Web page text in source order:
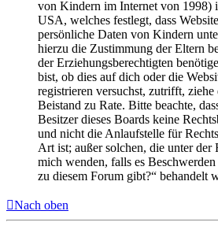
von Kindern im Internet von 1998)
USA, welches festlegt, dass
persönliche Daten von Kindern
hierzu die Zustimmung der Eltern
der Erziehungsberechtigten
bist, ob dies auf dich oder die
registrieren versuchst, zutrifft, ziehe
Beistand zu Rate. Bitte beachte,
Besitzer dieses Boards keine
und nicht die Anlaufstelle für
Art ist; außer solchen, die unter der
mich wenden, falls es
zu diesem Forum gibt?“ behandelt
Nach oben